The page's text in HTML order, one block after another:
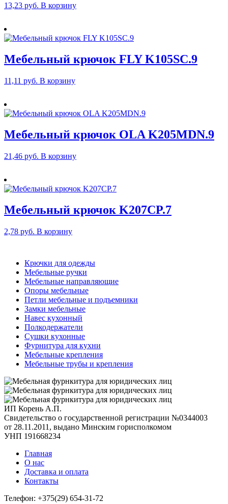
13,23 руб. В корзину
Мебельный крючок FLY K105SC.9
11,11 руб. В корзину
Мебельный крючок OLA K205MDN.9
21,46 руб. В корзину
Мебельный крючок K207CP.7
2,78 руб. В корзину
Крючки для одежды
Мебельные ручки
Мебельные направляющие
Опоры мебельные
Петли мебельные и подъемники
Замки мебельные
Навес кухонный
Полкодержатели
Сушки кухонные
Фурнитура для кухни
Мебельные крепления
Мебельные трубы и крепления
ИП Корень А.П.
Свидетельство о государственной регистрации №0344003
от 28.11.2011, выдано Минским горисполкомом
УНП 191668234
Главная
О нас
Доставка и оплата
Контакты
Телефон: +375(29) 654-31-72